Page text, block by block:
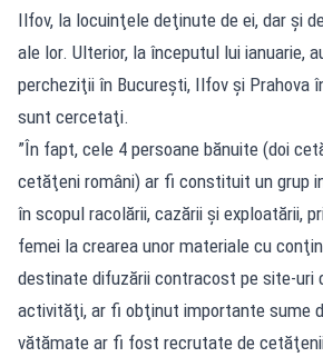
Ilfov, la locuinţele deţinute de ei, dar şi
ale lor. Ulterior, la începutul lui ianuarie,
percheziţii în Bucureşti, Ilfov şi Prahova
sunt cercetaţi.
”În fapt, cele 4 persoane bănuite (doi
cetăţeni români) ar fi constituit un grup
în scopul racolării, cazării şi exploatării,
femei la crearea unor materiale cu
destinate difuzării contracost pe site-uri
activităţi, ar fi obţinut importante sume
vătămate ar fi fost recrutate de